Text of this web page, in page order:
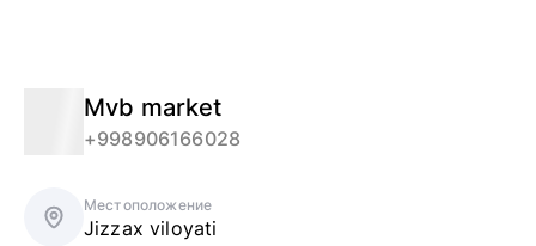
Mvb market
+998906166028
Местоположение
Jizzax viloyati